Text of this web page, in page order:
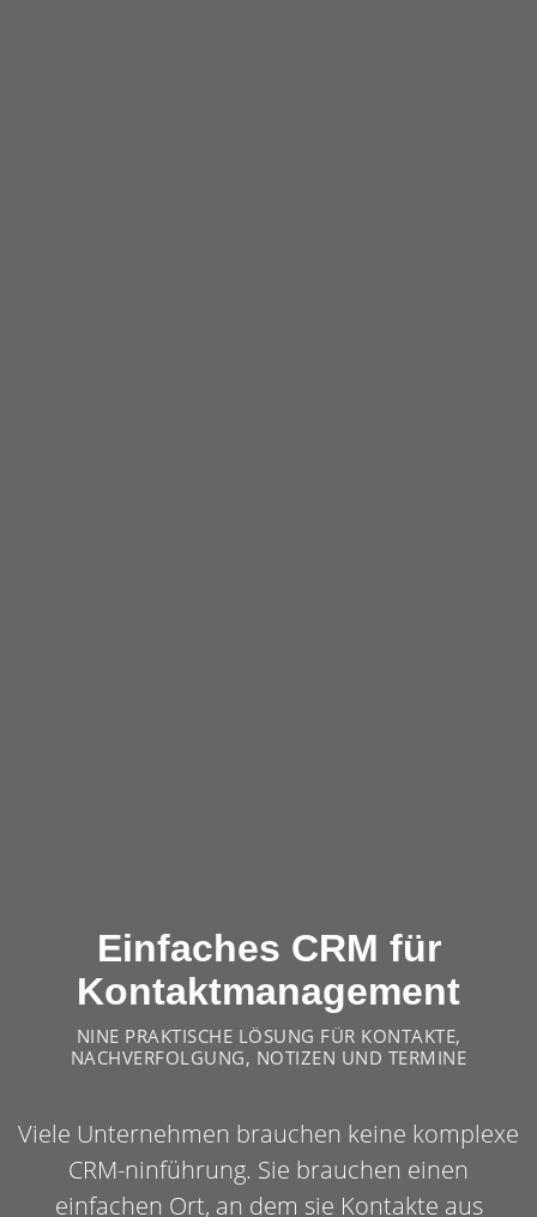
Einfaches CRM für
Kontaktmanagement
NINE PRAKTISCHE LÖSUNG FÜR KONTAKTE,
NACHVERFOLGUNG, NOTIZEN UND TERMINE
Viele Unternehmen brauchen keine komplexe
CRM-ninführung. Sie brauchen einen
einfachen Ort, an dem sie Kontakte aus